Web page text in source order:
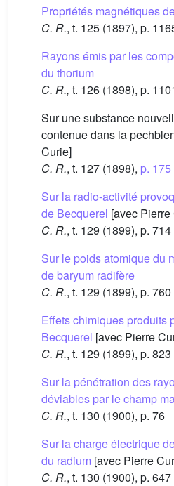
Propriétés magnétiques
C. R., t. 125 (1897), p.
Rayons émis par les
du thorium
C. R., t. 126 (1898), p.
Sur une substance
contenue dans la
Curie]
C. R., t. 127 (1898), p. 175
Sur la radio-activité
de Becquerel [avec
C. R., t. 129 (1899), p. 714
Sur le poids atomique du
de baryum radifère
C. R., t. 129 (1899), p. 760
Effets chimiques produits
Becquerel [avec Pierre
C. R., t. 129 (1899), p. 823
Sur la pénétration des
déviables par le champ
C. R., t. 130 (1900), p. 76
Sur la charge électrique
du radium [avec Pierre
C. R., t. 130 (1900), p. 647